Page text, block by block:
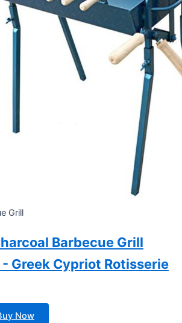
Grill
Barbecue Grill
Greek Cypriot Rotisserie
Now